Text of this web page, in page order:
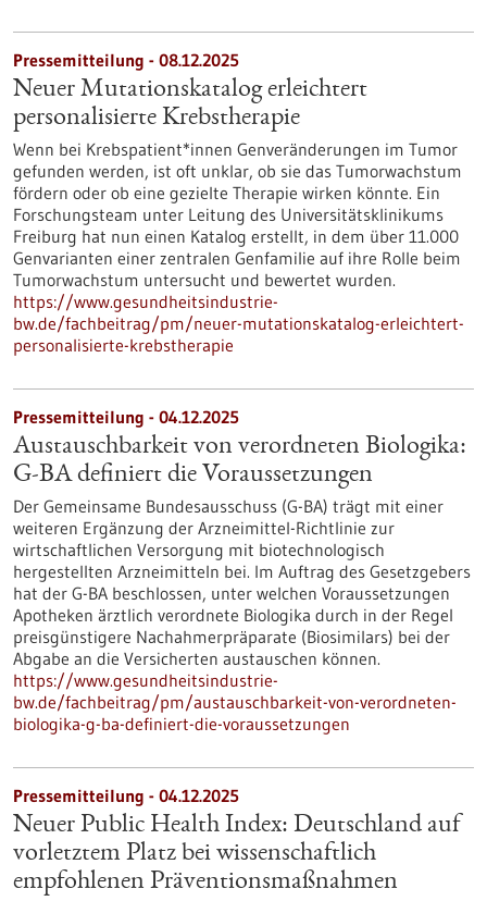
Pressemitteilung - 08.12.2025
Neuer Mutationskatalog erleichtert
personalisierte Krebstherapie
Wenn bei Krebspatient*innen Genveränderungen im Tumor
gefunden werden, ist oft unklar, ob sie das Tumorwachstum
fördern oder ob eine gezielte Therapie wirken könnte. Ein
Forschungsteam unter Leitung des Universitätsklinikums
Freiburg hat nun einen Katalog erstellt, in dem über 11.000
Genvarianten einer zentralen Genfamilie auf ihre Rolle beim
Tumorwachstum untersucht und bewertet wurden.
https://www.gesundheitsindustrie-
bw.de/fachbeitrag/pm/neuer-mutationskatalog-erleichtert-
personalisierte-krebstherapie
Pressemitteilung - 04.12.2025
Austauschbarkeit von verordneten Biologika:
G-BA definiert die Voraussetzungen
Der Gemeinsame Bundesausschuss (G-BA) trägt mit einer
weiteren Ergänzung der Arzneimittel-Richtlinie zur
wirtschaftlichen Versorgung mit biotechnologisch
hergestellten Arzneimitteln bei. Im Auftrag des Gesetzgebers
hat der G-BA beschlossen, unter welchen Voraussetzungen
Apotheken ärztlich verordnete Biologika durch in der Regel
preisgünstigere Nachahmerpräparate (Biosimilars) bei der
Abgabe an die Versicherten austauschen können.
https://www.gesundheitsindustrie-
bw.de/fachbeitrag/pm/austauschbarkeit-von-verordneten-
biologika-g-ba-definiert-die-voraussetzungen
Pressemitteilung - 04.12.2025
Neuer Public Health Index: Deutschland auf
vorletztem Platz bei wissenschaftlich
empfohlenen Präventionsmaßnahmen